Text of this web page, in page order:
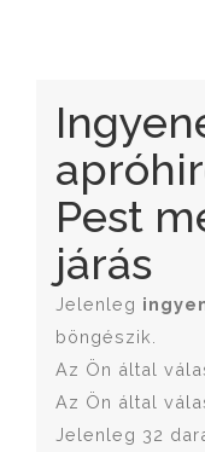
Pest
járás
Jelenleg
böngészik.
Az Ön által
Az Ön által
Jelenleg 32